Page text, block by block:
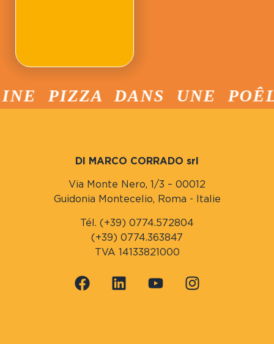
PIZZA DANS UNE POÊLE
DI MARCO CORRADO srl
Via Monte Nero, 1/3 – 00012
Guidonia Montecelio, Roma - Italie
Tél. (+39) 0774.572804
(+39) 0774.363847
TVA 14133821000